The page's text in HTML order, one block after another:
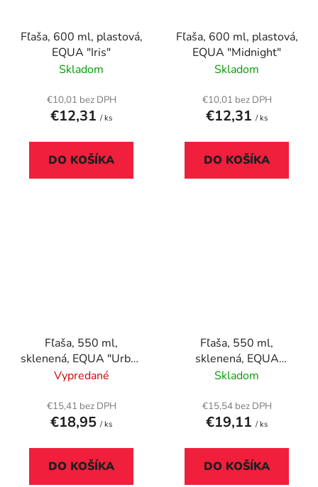
Fľaša, 600 ml, plastová,
EQUA "Iris"
Skladom
€10,01 bez DPH
€12,31 / ks
DO KOŠÍKA
Fľaša, 600 ml, plastová,
EQUA "Midnight"
Skladom
€10,01 bez DPH
€12,31 / ks
DO KOŠÍKA
Fľaša, 550 ml,
sklenená, EQUA "Urban
Jungle Magnolia"
Vypredané
€15,41 bez DPH
€18,95 / ks
DO KOŠÍKA
Fľaša, 550 ml,
sklenená, EQUA
"Active", čierna
Skladom
€15,54 bez DPH
€19,11 / ks
DO KOŠÍKA